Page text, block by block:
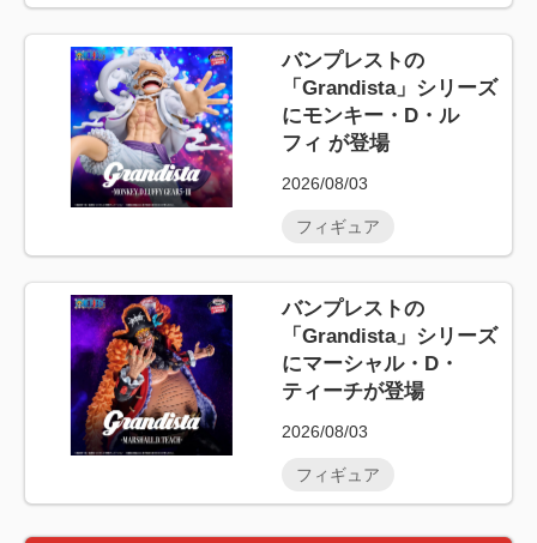
バンプレストの
「Grandista」シリーズ
にモンキー・D・ル
フィ が登場
2026/08/03
フィギュア
バンプレストの
「Grandista」シリーズ
にマーシャル・D・
ティーチが登場
2026/08/03
フィギュア